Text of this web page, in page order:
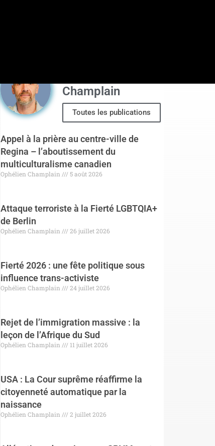
Champlain
Toutes les publications
Appel à la prière au centre-ville de
Regina – l’aboutissement du
multiculturalisme canadien
Ophélien Champlain 5 août 2026
Attaque terroriste à la Fierté LGBTQIA+
de Berlin
Ophélien Champlain 26 juillet 2026
Fierté 2026 : une fête politique sous
influence trans-activiste
Ophélien Champlain 24 juillet 2026
Rejet de l’immigration massive : la
leçon de l’Afrique du Sud
Ophélien Champlain 11 juillet 2026
USA : La Cour suprême réaffirme la
citoyenneté automatique par la
naissance
Ophélien Champlain 2 juillet 2026